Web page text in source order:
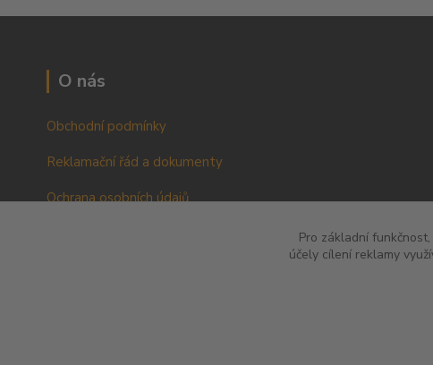
O nás
Obchodní podmínky
Reklamační řád a dokumenty
Ochrana osobních údajů
Pro základní
účely cílení reklamy